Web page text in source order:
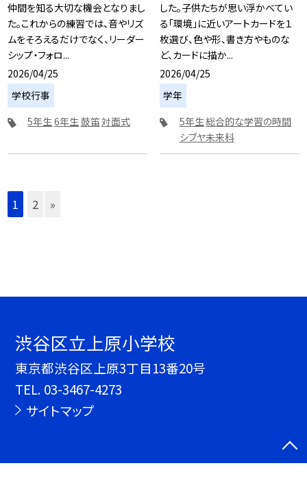
仲間を知る大切な機会となりまし
た。これからの練習では、音やリズ
ムをそろえるだけでなく、リーダー
シップ・フォロ...
2026/04/25
学校行事
5年生6年生鼓笛対面式
した。子供たちが思い浮かべてい
る「環境」に近いアートカードを１
枚選び、色や形、書き方やものな
ど、カードに描か...
2026/04/25
学年
5年生総合的な学習の時間
シブヤ未来科
1 2 »
渋谷区立上原小学校
東京都渋谷区上原3丁目13番20号
TEL. 03-3467-4273
サイトマップ